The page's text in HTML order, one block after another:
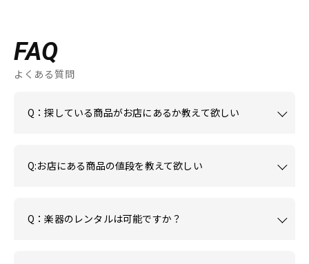
FAQ
よくある質問
Q：探している商品がお店にあるか教えて欲しい
Q:お店にある商品の値段を教えて欲しい
Q：楽器のレンタルは可能ですか？